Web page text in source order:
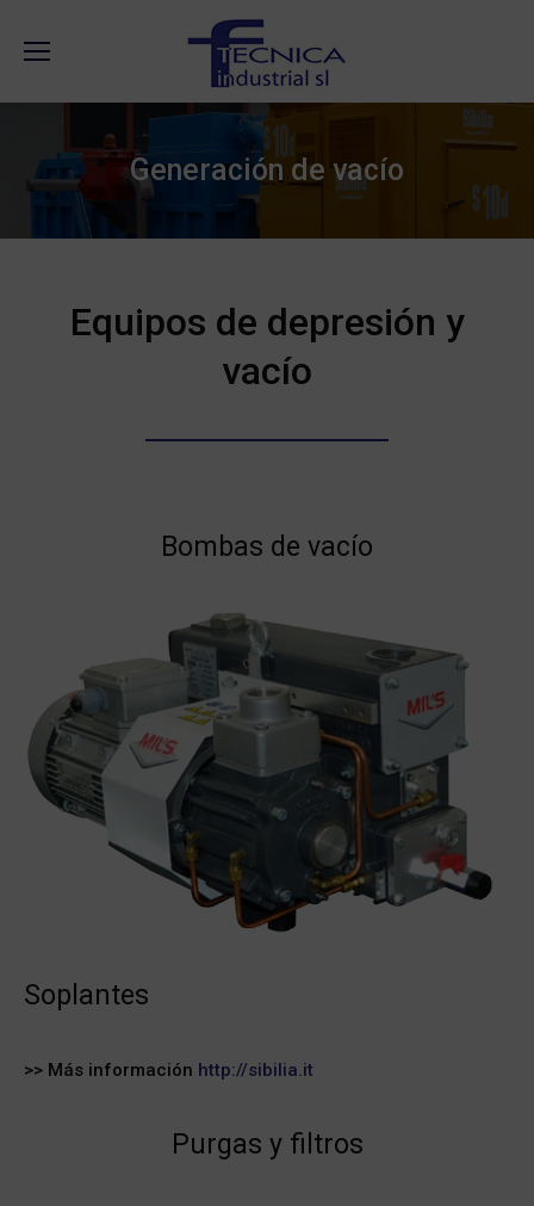
Generación de vacío
Equipos de depresión y
vacío
Bombas de vacío
Soplantes
>> Más información http://sibilia.it
Purgas y filtros